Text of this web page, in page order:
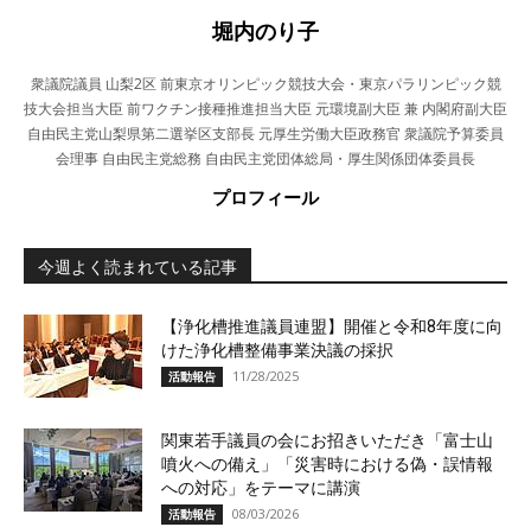
堀内のり子
衆議院議員 山梨2区 前東京オリンピック競技大会・東京パラリンピック競
技大会担当大臣 前ワクチン接種推進担当大臣 元環境副大臣 兼 内閣府副大臣
自由民主党山梨県第二選挙区支部長 元厚生労働大臣政務官 衆議院予算委員
会理事 自由民主党総務 自由民主党団体総局・厚生関係団体委員長
プロフィール
今週よく読まれている記事
【浄化槽推進議員連盟】開催と令和8年度に向
けた浄化槽整備事業決議の採択
活動報告 11/28/2025
関東若手議員の会にお招きいただき「富士山
噴火への備え」「災害時における偽・誤情報
への対応」をテーマに講演
活動報告 08/03/2026